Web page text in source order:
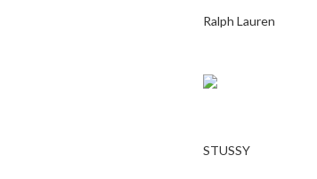
Ralph Lauren
STUSSY